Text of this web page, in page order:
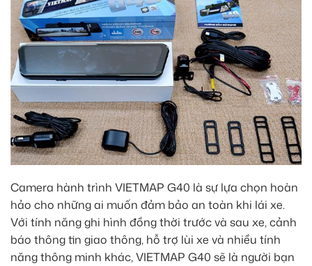
Camera hành trình VIETMAP G40 là sự lựa chọn hoàn
hảo cho những ai muốn đảm bảo an toàn khi lái xe.
Với tính năng ghi hình đồng thời trước và sau xe, cảnh
báo thông tin giao thông, hỗ trợ lùi xe và nhiều tính
năng thông minh khác, VIETMAP G40 sẽ là người bạn